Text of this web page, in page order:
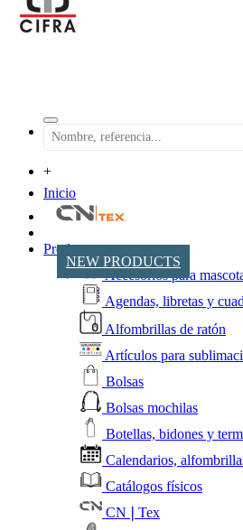
+
Inicio
NEW PRODUCTS
Productos
Accesorios para
Agendas, libretas y
Alfombrillas de ratón
Artículos para
Bolsas
Bolsas mochilas
Botellas, bidones y
Calendarios,
Catálogos físicos
CN❘Tex